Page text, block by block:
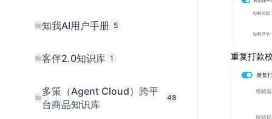
知我AI用户手册 5
客伴2.0知识库 1
多策（Agent Cloud）跨平
台商品知识库
48
重复打款